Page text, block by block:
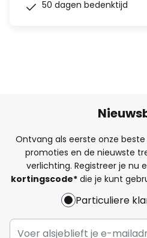
50 dagen bedenktijd
Ontvang als eerste onze
promoties en de nieuwste
verlichting. Registreer je nu
kortingscode*die je kunt
Particuliere